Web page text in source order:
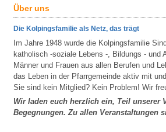
Über uns
Die Kolpingsfamilie als Netz, das trägt
Im Jahre 1948 wurde die Kolpingsfamilie
katholisch -soziale Lebens -, Bildungs - und
Männer und Frauen aus allen Berufen und
das Leben in der Pfarrgemeinde aktiv mit
Sie sind kein Mitglied? Kein Problem! Wir
Wir laden euch herzlich ein, Teil unserer
Begegnungen. Zu allen Veranstaltungen